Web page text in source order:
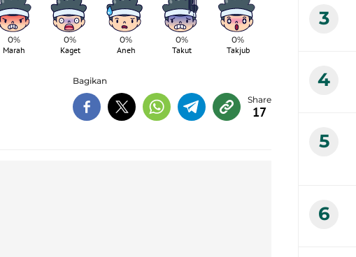
0%
Marah
0%
Kaget
0%
Aneh
0%
Takut
0%
Takjub
Bagikan
17
3
4
5
6